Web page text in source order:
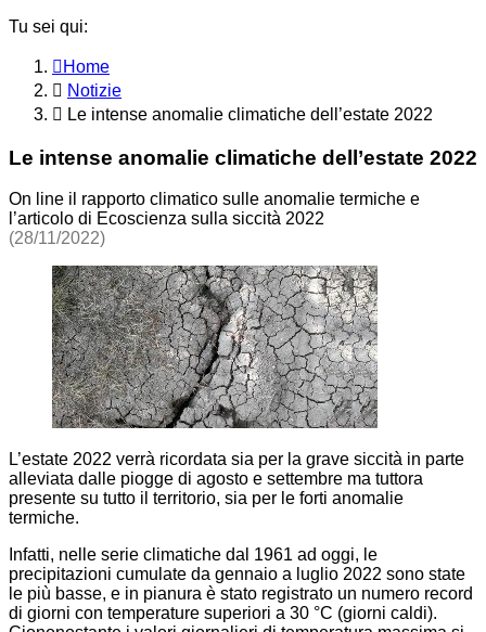
Tu sei qui:
Home
Notizie
Le intense anomalie climatiche dell’estate 2022
Le intense anomalie climatiche dell’estate 2022
On line il rapporto climatico sulle anomalie termiche e
l’articolo di Ecoscienza sulla siccità 2022
(28/11/2022)
L’estate 2022 verrà ricordata sia per la grave siccità in parte
alleviata dalle piogge di agosto e settembre ma tuttora
presente su tutto il territorio, sia per le forti anomalie
termiche.
Infatti, nelle serie climatiche dal 1961 ad oggi, le
precipitazioni cumulate da gennaio a luglio 2022 sono state
le più basse, e in pianura è stato registrato un numero record
di giorni con temperature superiori a 30 °C (giorni caldi).